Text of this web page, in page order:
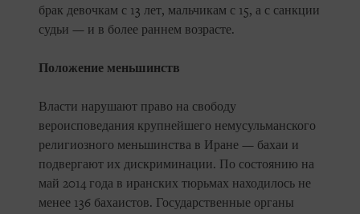
брак девочкам с 13 лет, мальчикам с 15, а с санкции
судьи — и в более раннем возрасте.
Положение меньшинств
Власти нарушают право на свободу
вероисповедания крупнейшего немусульманского
религиозного меньшинства в Иране — бахаи и
подвергают их дискриминации. По состоянию на
май 2014 года в иранских тюрьмах находилось не
менее 136 бахаистов. Государственные органы